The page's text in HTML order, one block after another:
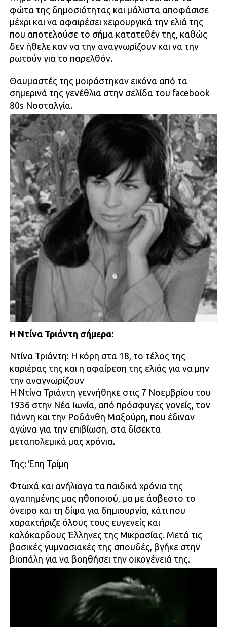
φώτα της δημοσιότητας και μάλιστα αποφάσισε
μέχρι και να αφαιρέσει χειρουργικά την ελιά της
που αποτελούσε το σήμα κατατεθέν της, καθώς
δεν ήθελε καν να την αναγνωρίζουν και να την
ρωτούν για το παρελθόν.
Θαυμαστές της μοιράστηκαν εικόνα από τα
σημερινά της γενέθλια στην σελίδα του facebook
80s Νοσταλγία.
Η Ντίνα Τριάντη σήμερα:
Ντίνα Τριάντη: Η κόρη στα 18, το τέλος της
καριέρας της και η αφαίρεση της ελιάς για να μην
την αναγνωρίζουν
Η Ντίνα Τριάντη γεννήθηκε στις 7 Νοεμβρίου του
1936 στην Νέα Ιωνία, από πρόσφυγες γονείς, τον
Γιάννη και την Ροδάνθη Μαξούρη, που έδιναν
αγώνα για την επιβίωση, στα δίσεκτα
μεταπολεμικά μας χρόνια.
Της: Έπη Τρίμη
Φτωχά και ανήλιαγα τα παιδικά χρόνια της
αγαπημένης μας ηθοποιού, μα με άσβεστο το
όνειρο και τη δίψα για δημιουργία, κάτι που
χαρακτήριζε όλους τους ευγενείς και
καλόκαρδους Έλληνες της Μικρασίας. Μετά τις
βασικές γυμνασιακές της σπουδές, βγήκε στην
βιοπάλη για να βοηθήσει την οικογένειά της.